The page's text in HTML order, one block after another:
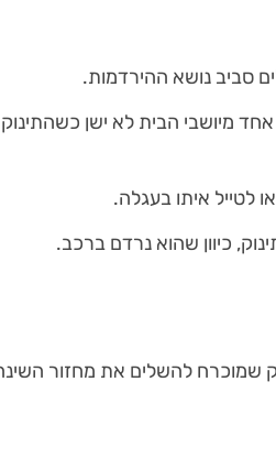
סביב נושא ההירדמות.
מיושבי הבית לא ישן
לטייל איתו בעגלה.
כיוון שהוא נרדם ברכב.
להשלים את מחזור